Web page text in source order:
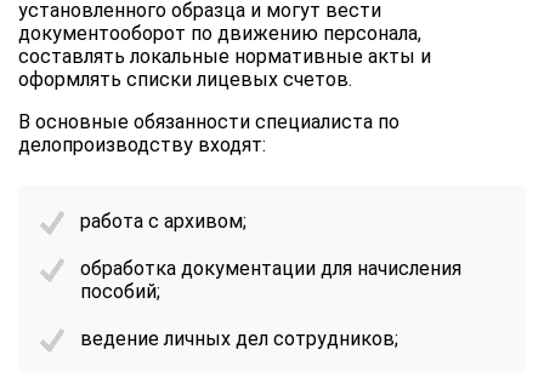
установленного образца и могут вести
документооборот по движению персонала,
составлять локальные нормативные акты и
оформлять списки лицевых счетов.
В основные обязанности специалиста по
делопроизводству входят:
работа с архивом;
обработка документации для начисления
пособий;
ведение личных дел сотрудников;